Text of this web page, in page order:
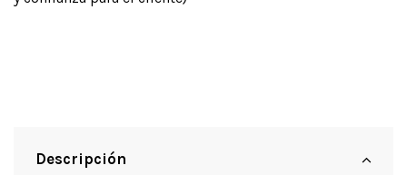
Descripción